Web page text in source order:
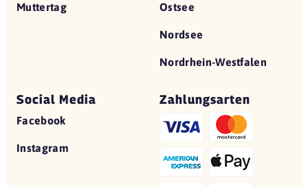
Muttertag Ostsee
Nordsee
Nordrhein-Westfalen
Social Media
Facebook
Instagram
Zahlungsarten